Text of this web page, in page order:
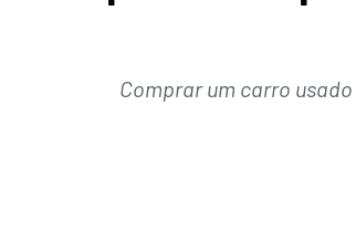
Comprar um carro